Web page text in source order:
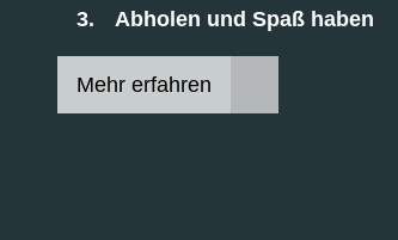
Abholen und Spaß haben
Mehr erfahren